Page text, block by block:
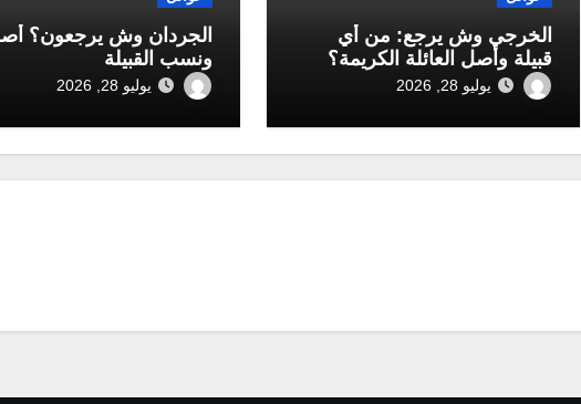
الخرجي وش يرجع: من أي
قبيلة وأصل العائلة الكريمة؟
يوليو 28, 2026
الجردان وش يرجعون؟
ونسب القبيلة
يوليو 28, 2026